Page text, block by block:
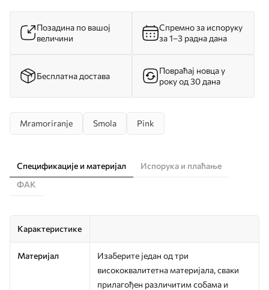
Позадина по вашој
величини
Спремно за испоруку
за 1–3 радна дана
Бесплатна достава
Повраћај новца у
року од 30 дана
Mramoriranje Smola Pink
Спецификације и материјал
Испорука и плаћање
ФАК
Карактеристике
Материјал
Изаберите један од три
висококвалитетна материјала, сваки
прилагођен различитим собама и